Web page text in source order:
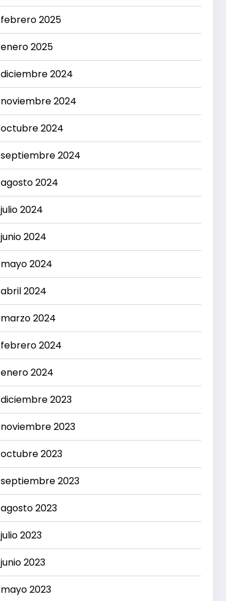
febrero 2025
enero 2025
diciembre 2024
noviembre 2024
octubre 2024
septiembre 2024
agosto 2024
julio 2024
junio 2024
mayo 2024
abril 2024
marzo 2024
febrero 2024
enero 2024
diciembre 2023
noviembre 2023
octubre 2023
septiembre 2023
agosto 2023
julio 2023
junio 2023
mayo 2023